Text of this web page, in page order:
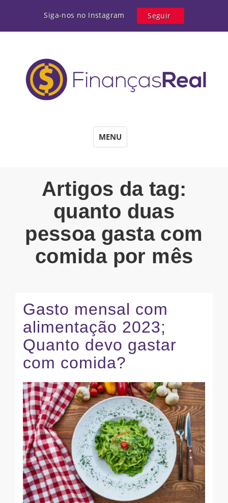
Siga-nos no Instagram Seguir
MENU
Artigos da tag:
quanto duas
pessoa gasta com
comida por mês
Gasto mensal com
alimentação 2023;
Quanto devo gastar
com comida?